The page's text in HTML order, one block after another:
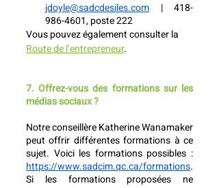
jdoyle@sadcdesiles.com | 418-
986-4601, poste 222
Vous pouvez également consulter la
Route de l’entrepreneur.
7. Offrez-vous des formations sur les
médias sociaux ?
Notre conseillère Katherine Wanamaker
peut offrir différentes formations à ce
https://www.sadcim.qc.ca/formations.
Si les formations proposées ne